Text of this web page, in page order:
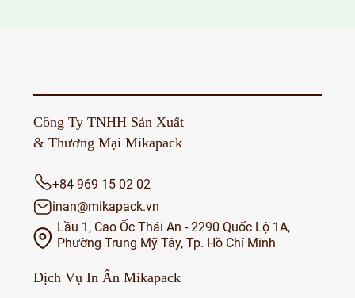
Công Ty TNHH Sản Xuất
& Thương Mại Mikapack
+84 969 15 02 02
inan@mikapack.vn
Lầu 1, Cao Ốc Thái An - 2290 Quốc Lộ 1A,
Phường Trung Mỹ Tây, Tp. Hồ Chí Minh
Dịch Vụ In Ấn Mikapack